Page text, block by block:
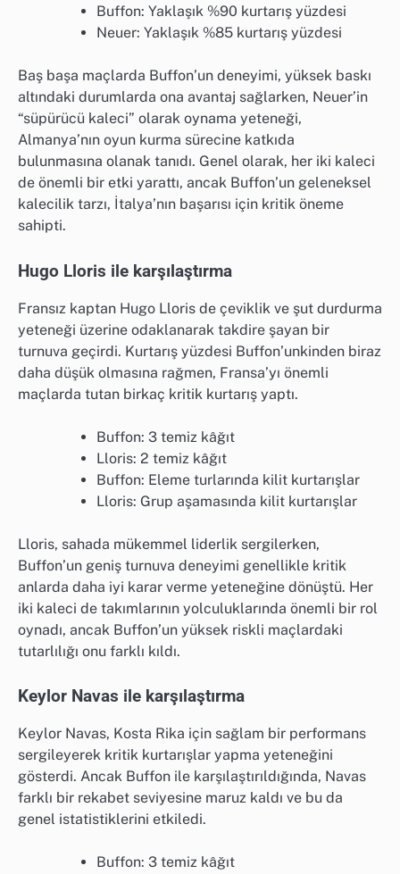
Buffon: Yaklaşık %90 kurtarış yüzdesi
Neuer: Yaklaşık %85 kurtarış yüzdesi
Baş başa maçlarda Buffon’un deneyimi, yüksek baskı
altındaki durumlarda ona avantaj sağlarken, Neuer’in
“süpürücü kaleci” olarak oynama yeteneği,
Almanya’nın oyun kurma sürecine katkıda
bulunmasına olanak tanıdı. Genel olarak, her iki kaleci
de önemli bir etki yarattı, ancak Buffon’un geleneksel
kalecilik tarzı, İtalya’nın başarısı için kritik öneme
sahipti.
Hugo Lloris ile karşılaştırma
Fransız kaptan Hugo Lloris de çeviklik ve şut durdurma
yeteneği üzerine odaklanarak takdire şayan bir
turnuva geçirdi. Kurtarış yüzdesi Buffon’unkinden biraz
daha düşük olmasına rağmen, Fransa’yı önemli
maçlarda tutan birkaç kritik kurtarış yaptı.
Buffon: 3 temiz kâğıt
Lloris: 2 temiz kâğıt
Buffon: Eleme turlarında kilit kurtarışlar
Lloris: Grup aşamasında kilit kurtarışlar
Lloris, sahada mükemmel liderlik sergilerken,
Buffon’un geniş turnuva deneyimi genellikle kritik
anlarda daha iyi karar verme yeteneğine dönüştü. Her
iki kaleci de takımlarının yolculuklarında önemli bir rol
oynadı, ancak Buffon’un yüksek riskli maçlardaki
tutarlılığı onu farklı kıldı.
Keylor Navas ile karşılaştırma
Keylor Navas, Kosta Rika için sağlam bir performans
sergileyerek kritik kurtarışlar yapma yeteneğini
gösterdi. Ancak Buffon ile karşılaştırıldığında, Navas
farklı bir rekabet seviyesine maruz kaldı ve bu da
genel istatistiklerini etkiledi.
Buffon: 3 temiz kâğıt